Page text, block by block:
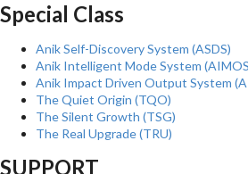
Special Class
Anik Self-Discovery System (ASDS)
Anik Intelligent Mode System
Anik Impact Driven Output System
The Quiet Origin (TQO)
The Silent Growth (TSG)
The Real Upgrade (TRU)
SUPPORT